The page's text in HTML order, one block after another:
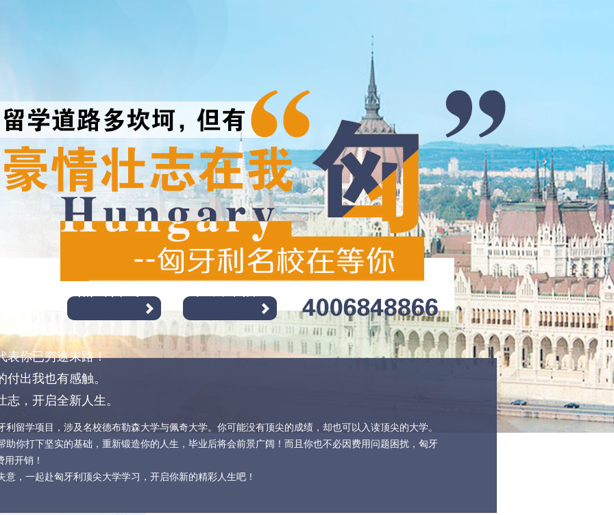
表你已穷途末路！
出我也有感触。
，开启全新人生。
留学项目，涉及名校德布勒森大学与佩奇大学。你可能没有顶尖的成绩，却也可以入读顶尖的大学。
助你打下坚实的基础，重新锻造你的人生，毕业后将会前景广阔！而且你也不必因费用问题困扰，匈牙
开销！
意，一起赴匈牙利顶尖大学学习，开启你新的精彩人生吧！